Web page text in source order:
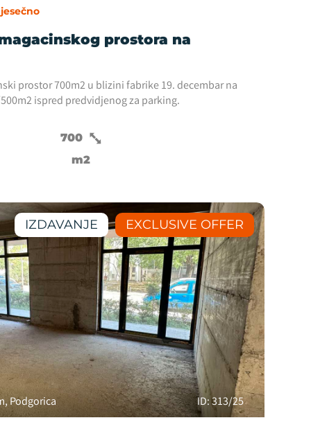
prostora na
prostor 700m2 u blizini fabrike 19. decembar na
ispred predvidjenog za parking.
700
m2
Podgorica ID: 313/25
IZDAVANJE EXCLUSIVE OFFER